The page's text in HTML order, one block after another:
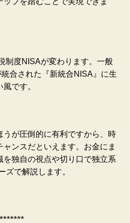
制度NISAが変わります。 一般
合された『新統合NISA』に生
です。
うが圧倒的に有利ですから、時
ンスだといえます。 お金にま
独自の視点や切り口で独立系
ズで解説します。